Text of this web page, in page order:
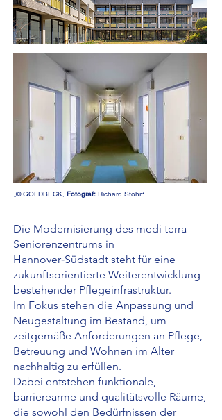
„© GOLDBECK, Fotograf: Richard Stöhr“
Die Modernisierung des medi terra
Seniorenzentrums in
Hannover‑Südstadt steht für eine
zukunftsorientierte Weiterentwicklung
bestehender Pflegeinfrastruktur.
Im Fokus stehen die Anpassung und
Neugestaltung im Bestand, um
zeitgemäße Anforderungen an Pflege,
Betreuung und Wohnen im Alter
nachhaltig zu erfüllen.
Dabei entstehen funktionale,
barrierearme und qualitätsvolle Räume,
die sowohl den Bedürfnissen der